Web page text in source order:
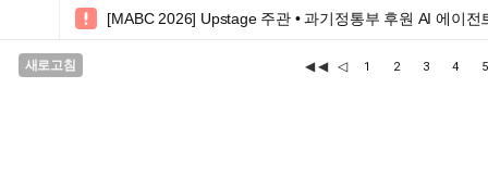
 [MABC 2026] Upstage 주관 • 과기정통부 후원 AI 에이전
새로고침 ◀◀ ◁ 1 2 3 4